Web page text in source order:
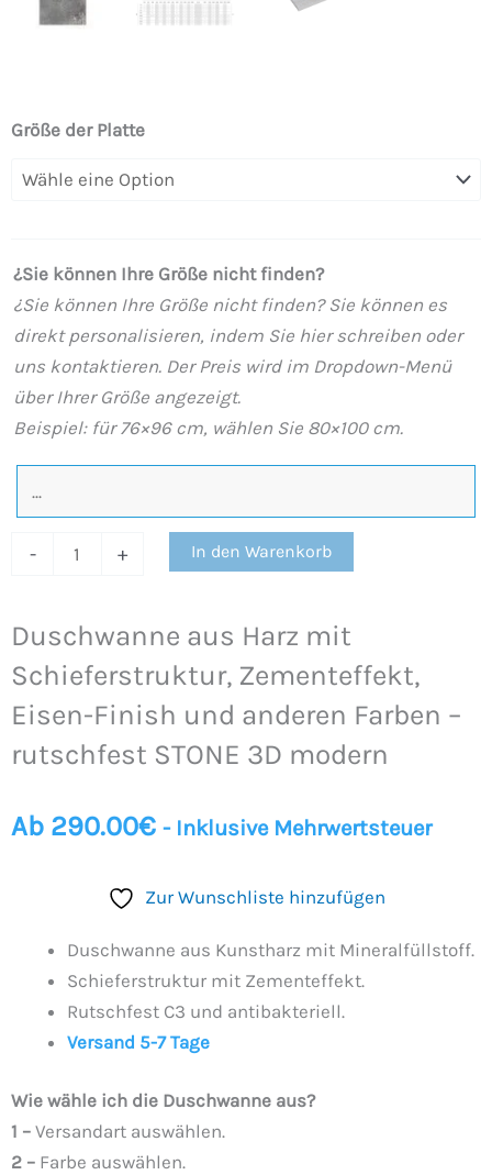
€301.65
Duschwanne aus Harz mit
Schieferstruktur, Zementeffekt,
Eisen-Finish und anderen Farben –
rutschfest STONE 3D modern
Ab 290.00€ - Inklusive Mehrwertsteuer
Zur Wunschliste hinzufügen
Duschwanne aus Kunstharz mit Mineralfüllstoff.
Schieferstruktur mit Zementeffekt.
Rutschfest C3 und antibakteriell.
Versand 5-7 Tage
Wie wähle ich die Duschwanne aus?
1 – Versandart auswählen.
2 – Farbe auswählen.
Größe der Platte
¿Sie können Ihre Größe nicht finden?
¿Sie können Ihre Größe nicht finden? Sie können es
direkt personalisieren, indem Sie hier schreiben oder
uns kontaktieren. Der Preis wird im Dropdown-Menü
über Ihrer Größe angezeigt.
Beispiel: für 76×96 cm, wählen Sie 80×100 cm.
-
Duschwanne
Harz
Zementeffekt,
Eisen-
Finish
und
anderen
Farben
–
rutschfest
3D
+ In den Warenkorb